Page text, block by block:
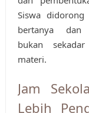
Siswa
bertanya dan
bukan
materi.
Jam
Lebih